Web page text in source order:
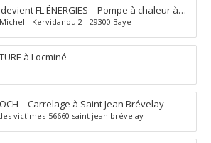
devient FL ÉNERGIES – Pompe à chaleur à
- Kervidanou 2 - 29300 Baye
à Locminé
– Carrelage à Saint Jean Brévelay
victimes-56660 saint jean brévelay